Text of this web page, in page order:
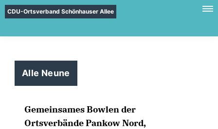
CDU-Ortsverband Schönhauser Allee
Alle Neune
Gemeinsames Bowlen der
Ortsverbände Pankow Nord,